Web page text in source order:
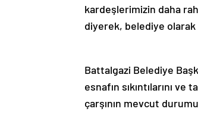
kardeşlerimizin daha
diyerek, belediye olarak
Battalgazi Belediye
esnafın sıkıntılarını
çarşının mevcut